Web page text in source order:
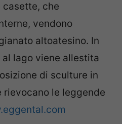
casette, che
vendono
altoatesino. In
lago viene allestita
di sculture in
rievocano le leggende